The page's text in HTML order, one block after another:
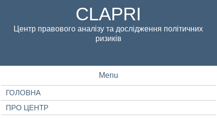
CLAPRI
Центр правового аналізу та дослідження політичних
ризиків
Menu
ГОЛОВНА
ПРО ЦЕНТР